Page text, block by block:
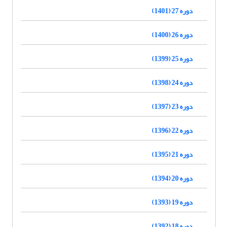
دوره 27 (1401)
دوره 26 (1400)
دوره 25 (1399)
دوره 24 (1398)
دوره 23 (1397)
دوره 22 (1396)
دوره 21 (1395)
دوره 20 (1394)
دوره 19 (1393)